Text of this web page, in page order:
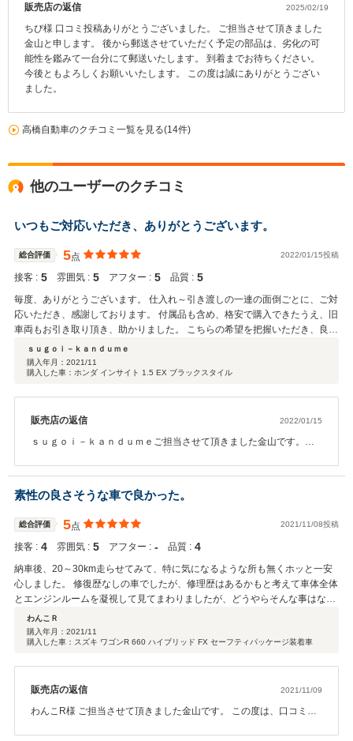
販売店の返信 2025/02/19
ちび様 口コミ投稿ありがとうございました。 ご担当させて頂きました
金山と申します。 後から郵送させていただく予定の部品は、劣化の可
能性を鑑みて一台分にて郵送いたします。 到着までお待ちください。
今後ともよろしくお願いいたします。 この度は誠にありがとうござい
ました。
高橋自動車のクチコミ一覧を見る(14件)
他のユーザーのクチコミ
いつもご対応いただき、ありがとうございます。
総合評価 5点 2022/01/15投稿
接客 : 5 雰囲気 : 5 アフター : 5 品質 : 5
毎度、ありがとうございます。 仕入れ～引き渡しの一連の面倒ごとに、ご対
応いただき、感謝しております。 付属品も含め、格安で購入できたうえ、旧
車両もお引き取り頂き、助かりました。 こちらの希望を把握いただき、良
い・悪いをはっきりとご指摘いただけるので安心できます。 しばらくは現社
に乗り続けたいと思いますが、次回購入時は、改めてよろしくお願いしま
す。
ｓｕｇｏｉ－ｋａｎｄｕｍｅ
購入年月： 2021/11
購入した車：ホンダ インサイト 1.5 EX ブラックスタイル
販売店の返信 2022/01/15
ｓｕｇｏｉ－ｋａｎｄｕｍｅご担当させて頂きました金山です。い
またメンテナンスやお車好きなご家族とお気軽に遊びに来てくださ
い。 スタッフ一同お待ちしております。 重ねてこの度は、ありが
とうございました。
素性の良さそうな車で良かった。
総合評価 5点 2021/11/08投稿
接客 : 4 雰囲気 : 5 アフター : ‐ 品質 : 4
納車後、20～30km走らせてみて、特に気になるような所も無くホッと一安
心しました。 修復歴なしの車でしたが、修理歴はあるかもと考えて車体全体
とエンジンルームを凝視して見てまわりましたが、どうやらそんな事はない
様子(素人目) 納車の際は洗車・オイル交換・エレメント交換・バッテリー交
換をして頂けました。きちんと車を送り出ししようという意気込みを感じま
した。 担当様含め、社員の皆様も、プライドを持って働いてらっしゃるんだ
わんこＲ
購入年月： 2021/11
購入した車：スズキ ワゴンR 660 ハイブリッド FX セーフティパッケージ装着車
販売店の返信 2021/11/09
わんこR様 ご担当させて頂きました金山です。 この度は、口コミに